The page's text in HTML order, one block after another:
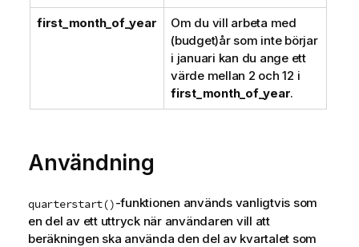
first_month_of_year
Om du vill arbeta med
(budget)år som inte börjar
i januari kan du ange ett
värde mellan 2 och 12 i
first_month_of_year.
Användning
quarterstart()-funktionen används vanligtvis som
en del av ett uttryck när användaren vill att
beräkningen ska använda den del av kvartalet som